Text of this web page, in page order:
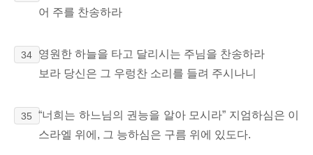
어 주를 찬송하라
34
영원한 하늘을 타고 달리시는 주님을 찬송하라
보라 당신은 그 우렁찬 소리를 들려 주시나니
35
“너희는 하느님의 권능을 알아 모시라” 지엄하심은 이
스라엘 위에, 그 능하심은 구름 위에 있도다.